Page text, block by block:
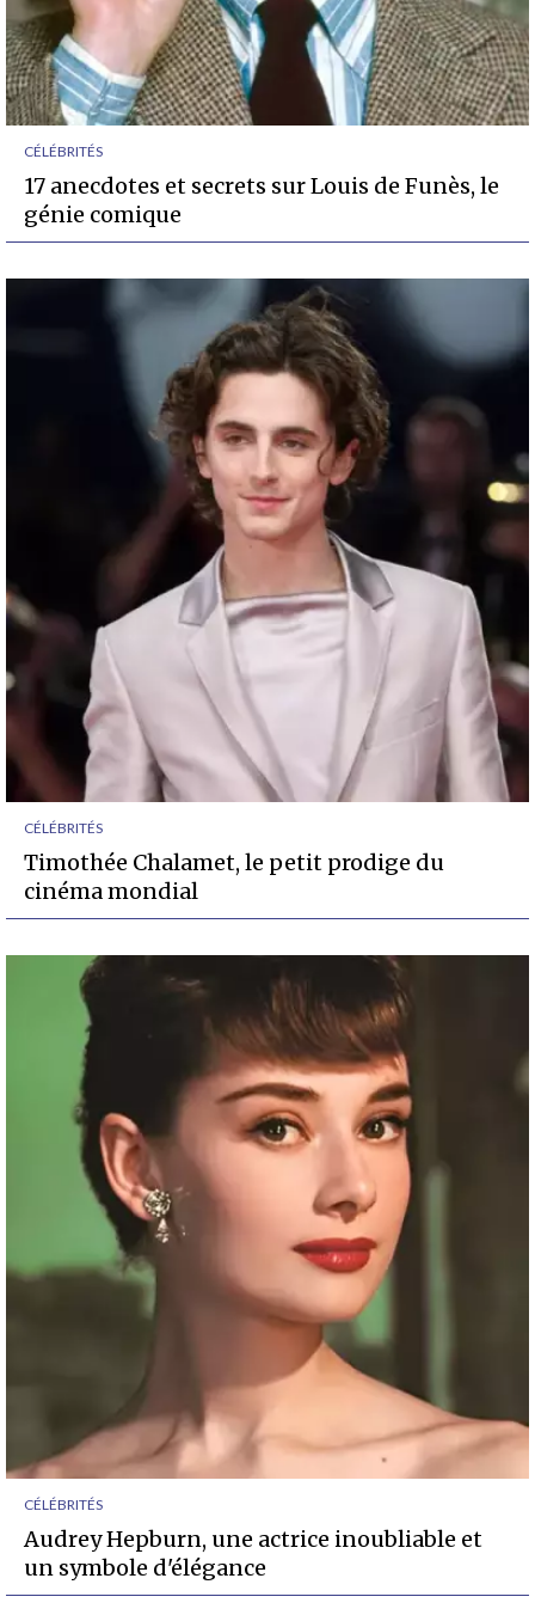
CÉLÉBRITÉS
17 anecdotes et secrets sur Louis de Funès, le
génie comique
CÉLÉBRITÉS
Timothée Chalamet, le petit prodige du
cinéma mondial
CÉLÉBRITÉS
Audrey Hepburn, une actrice inoubliable et
un symbole d'élégance